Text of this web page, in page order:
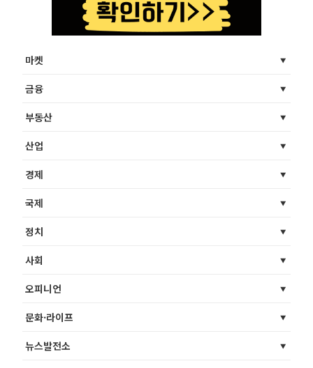
마켓
금융
부동산
산업
경제
국제
정치
사회
오피니언
문화·라이프
뉴스발전소